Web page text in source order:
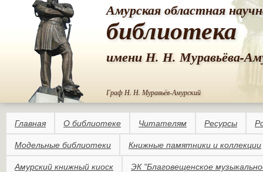
Амурская областная
библиотека
имени Н. Н. Муравьёва-
Граф Н. Н. Муравьёв-Амурский
Главная О библиотеке Читателям Ресурсы
Модельные библиотеки Книжные памятники и коллекции
Амурский книжный киоск ЭК "Благовещенское